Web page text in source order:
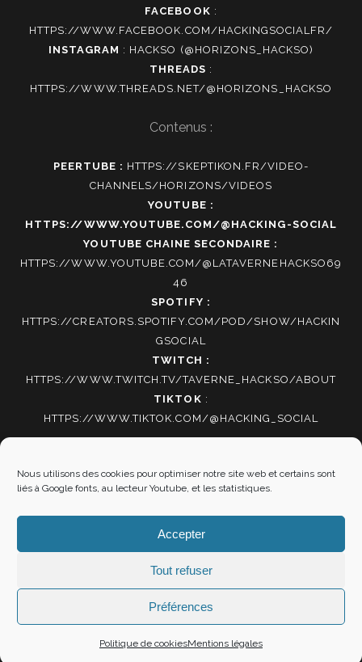
Nous utilisons des cookies pour optimiser notre site web et certains sont
liés à Google fonts, au lecteur Youtube, et les statistiques.
Accepter
Tout refuser
Préférences
Politique de cookiesMentions légales
FACEBOOK :
HTTPS://WWW.FACEBOOK.COM/HACKINGSOCIALFR/
INSTAGRAM : HACKSO (@HORIZONS_HACKSO)
THREADS :
HTTPS://WWW.THREADS.NET/@HORIZONS_HACKSO
Contenus :
PEERTUBE : HTTPS://SKEPTIKON.FR/VIDEO-
CHANNELS/HORIZONS/VIDEOS
YOUTUBE :
HTTPS://WWW.YOUTUBE.COM/@HACKING-SOCIAL
YOUTUBE CHAINE SECONDAIRE :
HTTPS://WWW.YOUTUBE.COM/@LATAVERNEHACKSO69
46
SPOTIFY :
HTTPS://CREATORS.SPOTIFY.COM/POD/SHOW/HACKIN
GSOCIAL
TWITCH :
HTTPS://WWW.TWITCH.TV/TAVERNE_HACKSO/ABOUT
TIKTOK :
HTTPS://WWW.TIKTOK.COM/@HACKING_SOCIAL
Mentions Légales|Politique de cookies
LIBRES" LA BOÉTIE